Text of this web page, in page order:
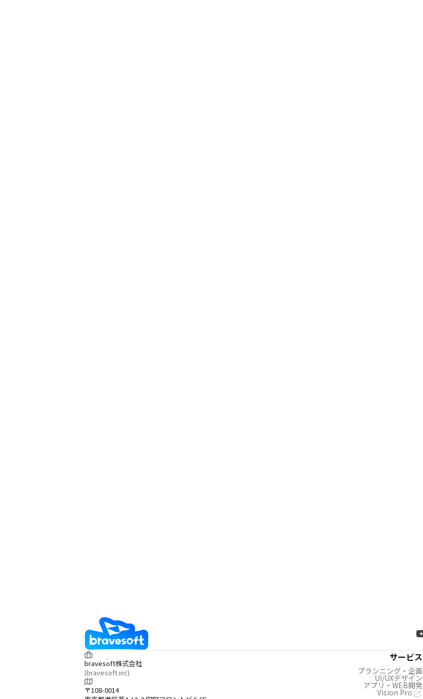
bravesoft株式会社
(bravesoft inc)
〒108-0014
サービス
プランニング・企画
UI/UXデザイン
アプリ・WEB開発
Vision Pro